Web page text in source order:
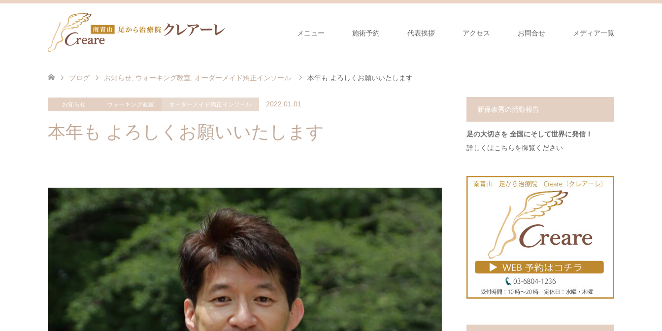
メニュー 施術予約 代表挨拶 アクセス お問合せ メディア一覧
ブログ お知らせ ウォーキング教室 オーダーメイド矯正インソール 本年も よろしくお願いいたします
お知らせ ウォーキング教室 オーダーメイド矯正インソール 2022.01.01
本年も よろしくお願いいたします
新保泰秀の活動報告
足の大切さを 全国にそして世界に発信！
詳しくはこちらを御覧ください